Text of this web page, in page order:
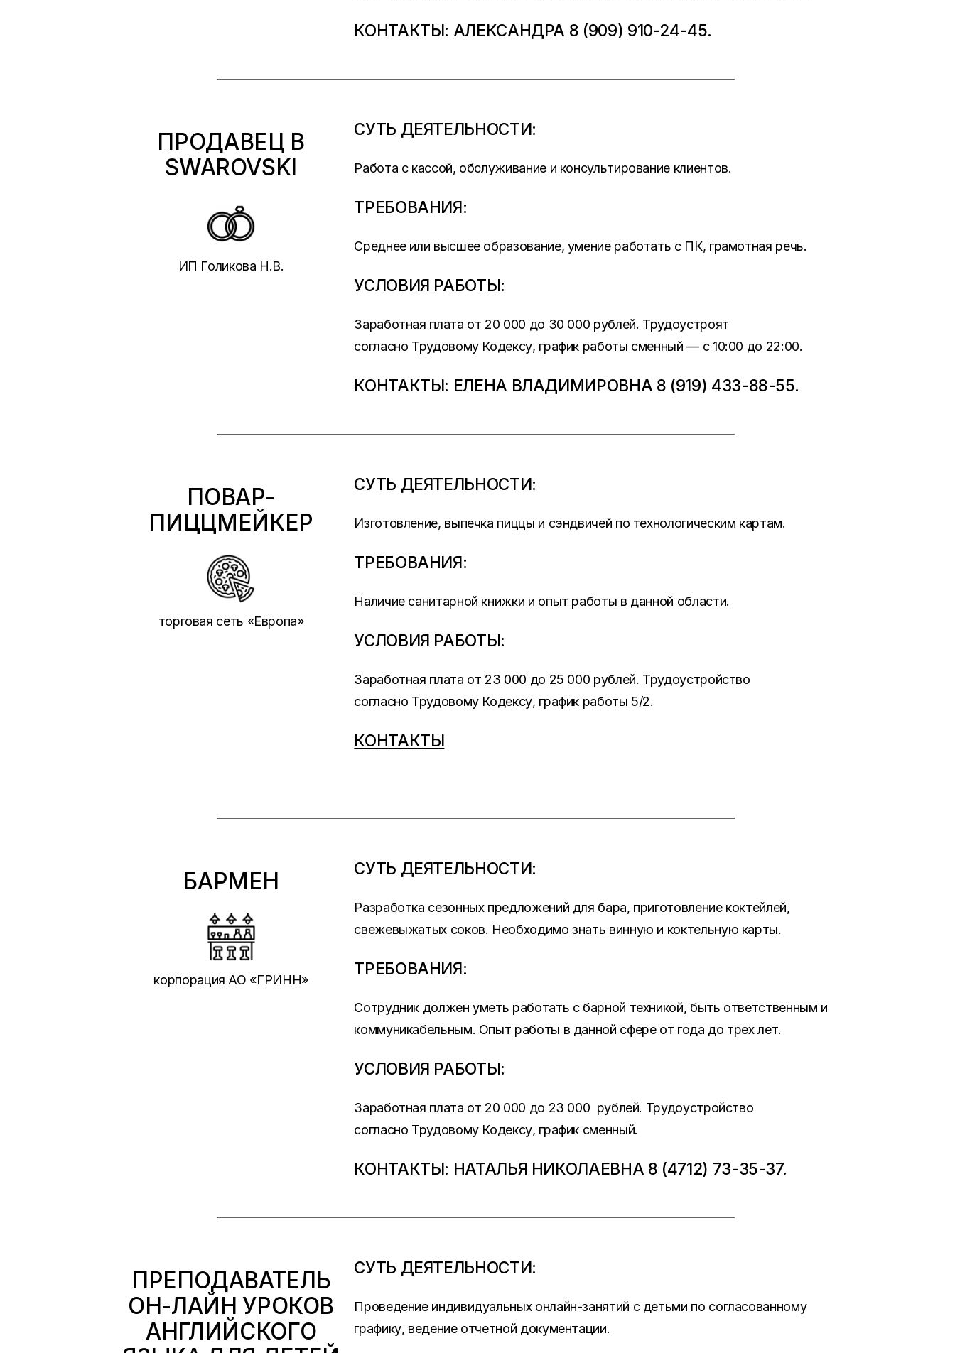
КОНТАКТЫ: АЛЕКСАНДРА 8 (909) 910-24-45.
ПРОДАВЕЦ В
SWAROVSKI
ИП Голикова Н.В.
СУТЬ ДЕЯТЕЛЬНОСТИ:
Работа с кассой, обслуживание и консультирование клиентов.
ТРЕБОВАНИЯ:
Среднее или высшее образование, умение работать с ПК, грамотная речь.
УСЛОВИЯ РАБОТЫ:
Заработная плата от 20 000 до 30 000 рублей. Трудоустроят
согласно Трудовому Кодексу, график работы сменный — с 10:00 до 22:00.
КОНТАКТЫ: ЕЛЕНА ВЛАДИМИРОВНА 8 (919) 433-88-55.
ПОВАР-
ПИЦЦМЕЙКЕР
торговая сеть «Европа»
СУТЬ ДЕЯТЕЛЬНОСТИ:
Изготовление, выпечка пиццы и сэндвичей по технологическим картам.
ТРЕБОВАНИЯ:
Наличие санитарной книжки и опыт работы в данной области.
УСЛОВИЯ РАБОТЫ:
Заработная плата от 23 000 до 25 000 рублей. Трудоустройство
согласно Трудовому Кодексу, график работы 5/2.
КОНТАКТЫ
БАРМЕН
корпорация АО «ГРИНН»
СУТЬ ДЕЯТЕЛЬНОСТИ:
Разработка сезонных предложений для бара, приготовление коктейлей,
свежевыжатых соков. Необходимо знать винную и коктельную карты.
ТРЕБОВАНИЯ:
Сотрудник должен уметь работать с барной техникой, быть ответственным и
коммуникабельным. Опыт работы в данной сфере от года до трех лет.
УСЛОВИЯ РАБОТЫ:
Заработная плата от 20 000 до 23 000 рублей. Трудоустройство
согласно Трудовому Кодексу, график сменный.
КОНТАКТЫ: НАТАЛЬЯ НИКОЛАЕВНА 8 (4712) 73-35-37.
ПРЕПОДАВАТЕЛЬ
ОН-ЛАЙН УРОКОВ
АНГЛИЙСКОГО
СУТЬ ДЕЯТЕЛЬНОСТИ:
Проведение индивидуальных онлайн-занятий с детьми по согласованному
графику, ведение отчетной документации.